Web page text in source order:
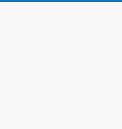
видеоролики, новости